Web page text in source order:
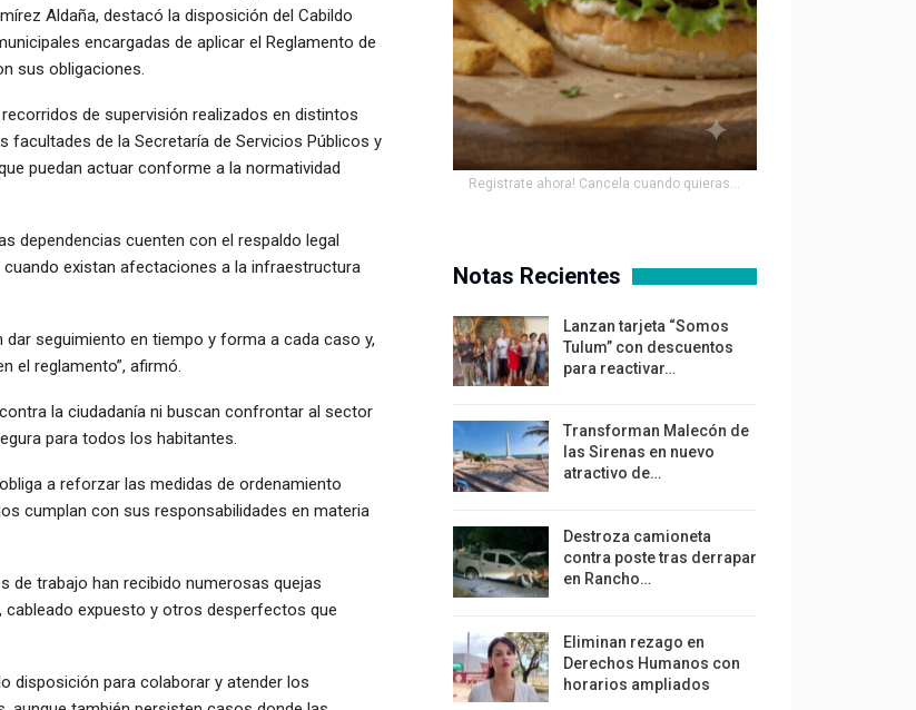
Aldaña, destacó la disposición del Cabildo
encargadas de aplicar el Reglamento de
sus obligaciones.
de supervisión realizados en distintos
facultades de la Secretaría de Servicios Públicos y
puedan actuar conforme a la normatividad
dependencias cuenten con el respaldo legal
existan afectaciones a la infraestructura
seguimiento en tiempo y forma a cada caso y,
el reglamento”, afirmó.
la ciudadanía ni buscan confrontar al sector
para todos los habitantes.
a reforzar las medidas de ordenamiento
cumplan con sus responsabilidades en materia
de trabajo han recibido numerosas quejas
expuesto y otros desperfectos que
disposición para colaborar y atender los
Registrate ahora! Cancela cuando quieras...
Notas Recientes
Lanzan tarjeta “Somos
Tulum” con descuentos
para reactivar…
Transforman Malecón de
las Sirenas en nuevo
atractivo de…
Destroza camioneta
contra poste tras derrapar
en Rancho…
Eliminan rezago en
Derechos Humanos con
horarios ampliados